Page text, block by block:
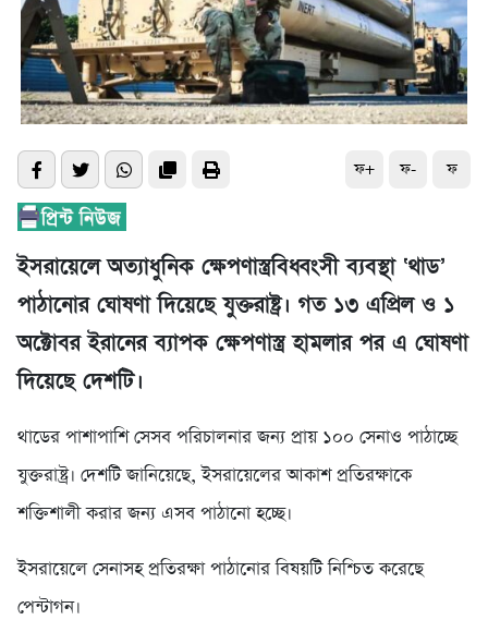
ফ+ ফ- ফ
ইসরায়েলে অত্যাধুনিক ক্ষেপণাস্ত্রবিধ্বংসী ব্যবস্থা ‘থাড’
পাঠানোর ঘোষণা দিয়েছে যুক্তরাষ্ট্র। গত ১৩ এপ্রিল ও ১
অক্টোবর ইরানের ব্যাপক ক্ষেপণাস্ত্র হামলার পর এ ঘোষণা
দিয়েছে দেশটি।
থাডের পাশাপাশি সেসব পরিচালনার জন্য প্রায় ১০০ সেনাও পাঠাচ্ছে
যুক্তরাষ্ট্র। দেশটি জানিয়েছে, ইসরায়েলের আকাশ প্রতিরক্ষাকে
শক্তিশালী করার জন্য এসব পাঠানো হচ্ছে।
ইসরায়েলে সেনাসহ প্রতিরক্ষা পাঠানোর বিষয়টি নিশ্চিত করেছে
পেন্টাগন।